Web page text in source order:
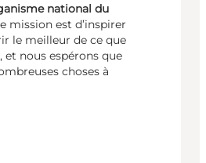
national du
mission est d’inspirer
le meilleur de ce que
nous espérons que
choses à